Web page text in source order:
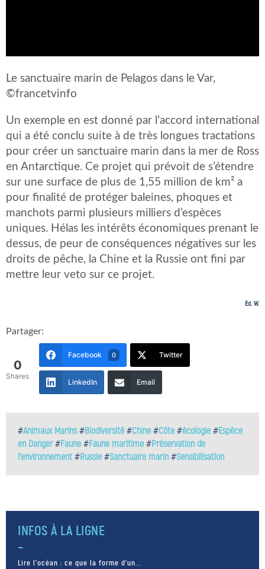
Le sanctuaire marin de Pelagos dans le Var,
©francetvinfo
Un exemple en est donné par l’accord international
qui a été conclu suite à de très longues tractations
pour créer un sanctuaire marin dans la mer de Ross
en Antarctique. Ce projet qui prévoit de s’étendre
sur une surface de plus de 1,55 million de km² a
pour finalité de protéger baleines, phoques et
manchots parmi plusieurs milliers d’espèces
uniques. Hélas les intérêts économiques prenant le
dessus, de peur de conséquences négatives sur les
droits de pêche, la Chine et la Russie ont fini par
mettre leur veto sur ce projet.
Ed. W.
Partager:
0
Shares
Facebook 0 Twitter
LinkedIn Email
#Animaux Marins#Biodiversité #Chine #Côte #écologie #Espèce
en Danger#Faune #Faune maritime #Préservation de
l'environnement #Russie #Sanctuaire marin #Sensibilisation
INFOS À LA LIGNE
Lire l’océan : ce que la forme d’un...